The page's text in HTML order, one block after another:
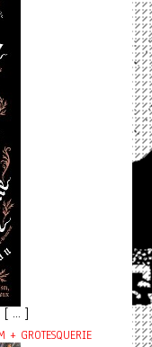
[ ... ]
GROTESQUERIE